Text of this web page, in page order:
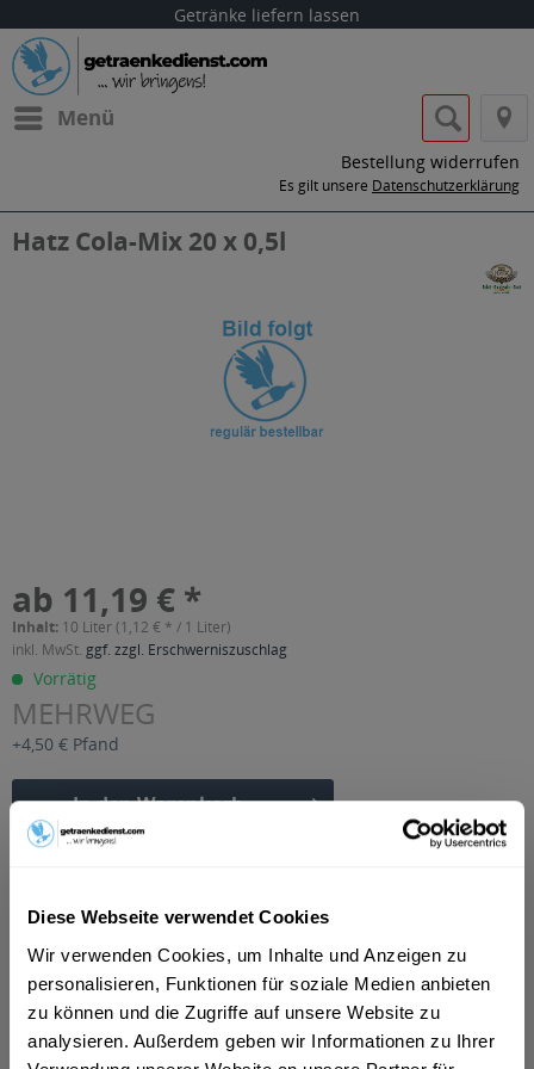
Diese Webseite verwendet Cookies
Wir verwenden Cookies, um Inhalte und Anzeigen zu
personalisieren, Funktionen für soziale Medien anbieten
zu können und die Zugriffe auf unsere Website zu
analysieren. Außerdem geben wir Informationen zu Ihrer
Getränke liefern lassen
Menü
Bestellung widerrufen
Es gilt unsere Datenschutzerklärung
Hatz Cola-Mix 20 x 0,5l
ab 11,19 € *
Inhalt: 10 Liter (1,12 € * / 1 Liter)
inkl. MwSt. ggf. zzgl. Erschwerniszuschlag
Vorrätig
MEHRWEG
+4,50 € Pfand
In denWarenkorb
mehr
"Hatz Cola-Mix 20 x 0,5l"